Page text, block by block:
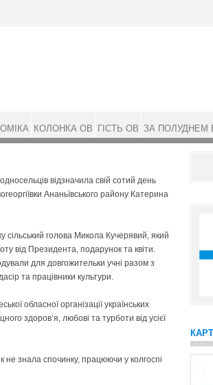
відзначила свій сотий день
Ананьївського району Катерина
сільський голова Микола Кучерявий, який
від Президента, подарунок та квіти.
для довгожительки учні разом з
та працівники культури.
обласної організації українських
здоров’я, любові та турботи від усієї
не знала спочинку, працюючи у колгоспі
КОЛОНКА ОВ ГІСТЬ ОВ ЗА ПОЛУДНЕМ